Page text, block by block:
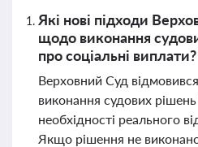
Які нові підходи
щодо виконання
про соціальні виплати?
Верховний Суд
виконання судових рішень
необхідності реального
Якщо рішення не